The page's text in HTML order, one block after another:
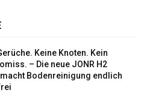
Keine Knoten. Kein
– Die neue JONR H2
Bodenreinigung endlich